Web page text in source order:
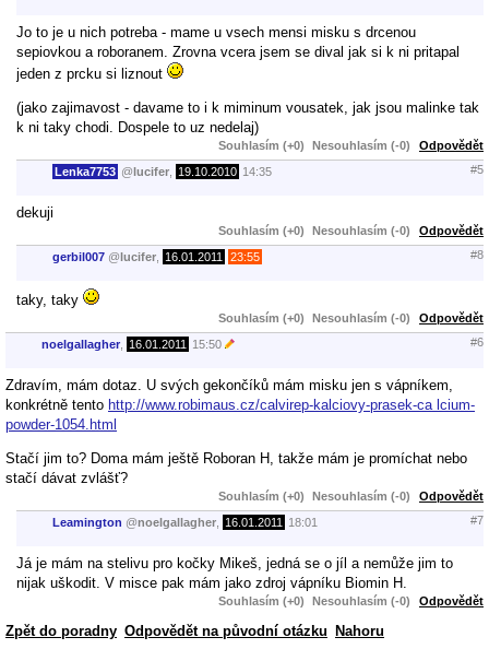
Jo to je u nich potreba - mame u vsech mensi misku s drcenou
sepiovkou a roboranem. Zrovna vcera jsem se dival jak si k ni pritapal
jeden z prcku si liznout
(jako zajimavost - davame to i k miminum vousatek, jak jsou malinke tak
k ni taky chodi. Dospele to uz nedelaj)
Souhlasím (+0) Nesouhlasím (-0) Odpovědět
Lenka7753 @lucifer 19.10.2010 14:35 #5
dekuji
Souhlasím (+0) Nesouhlasím (-0) Odpovědět
gerbil007 @lucifer 16.01.2011 23:55 #8
taky, taky
Souhlasím (+0) Nesouhlasím (-0) Odpovědět
noelgallagher 16.01.2011 15:50 #6
Zdravím, mám dotaz. U svých gekončíků mám misku jen s vápníkem,
konkrétně tento http://www.robimaus.cz/calvirep-kalciovy-prasek-ca lcium-
powder-1054.html
Stačí jim to? Doma mám ještě Roboran H, takže mám je promíchat nebo
stačí dávat zvlášť?
Souhlasím (+0) Nesouhlasím (-0) Odpovědět
Leamington @noelgallagher 16.01.2011 18:01 #7
Já je mám na stelivu pro kočky Mikeš, jedná se o jíl a nemůže jim to
nijak uškodit. V misce pak mám jako zdroj vápníku Biomin H.
Souhlasím (+0) Nesouhlasím (-0) Odpovědět
Zpět do poradny Odpovědět na původní otázku Nahoru